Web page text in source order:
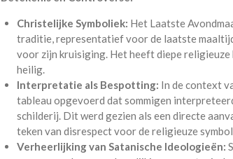
Christelijke Symboliek: Het Laatste
traditie, representatief voor de laatste
voor zijn kruisiging. Het heeft diepe religieuze
heilig.
Interpretatie als Bespotting: In de context
tableau opgevoerd dat sommigen
schilderij. Dit werd gezien als een directe
teken van disrespect voor de religieuze
Verheerlijking van Satanische Ideologieën: